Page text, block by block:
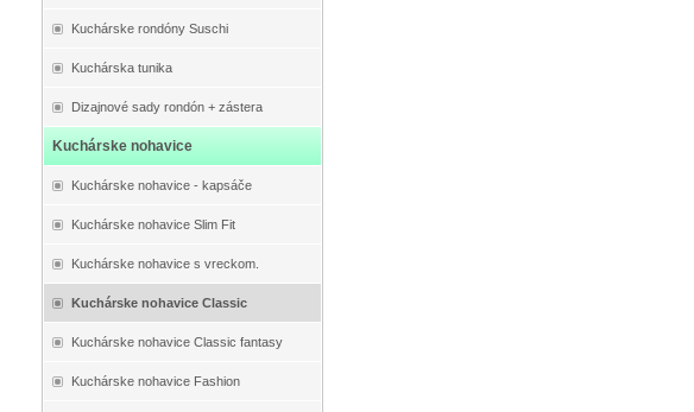
Kuchárske rondóny Suschi
Kuchárska tunika
Dizajnové sady rondón + zástera
Kuchárske nohavice
Kuchárske nohavice - kapsáče
Kuchárske nohavice Slim Fit
Kuchárske nohavice s vreckom.
Kuchárske nohavice Classic
Kuchárske nohavice Classic fantasy
Kuchárske nohavice Fashion